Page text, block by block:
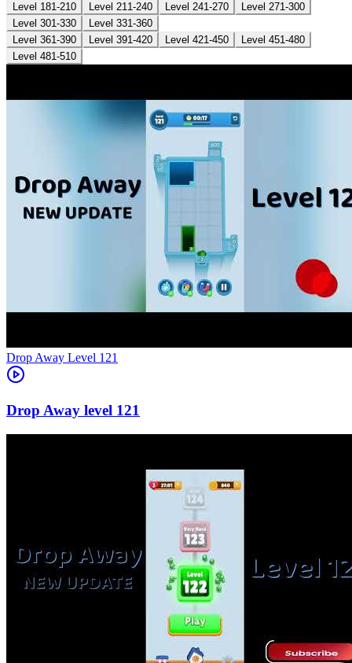
Level 181-210
Level 211-240 Level 241-270
Level 271-300
Level 301-330
Level 331-360
Level 361-390
Level 391-420 Level 421-450
Level 451-480
Level 481-510
Level 121
121